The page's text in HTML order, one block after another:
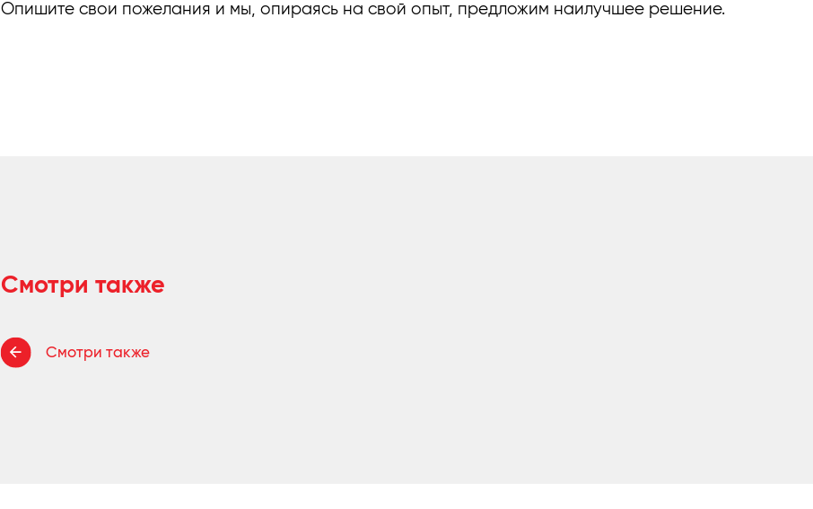
Опишите свои пожелания и мы, опираясь на свой опыт, предложим наилучшее решение.
Смотри также
Смотри также